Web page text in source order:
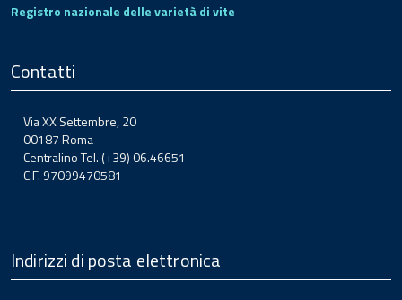
Registro nazionale delle varietà di vite
Contatti
Via XX Settembre, 20
00187 Roma
Centralino Tel. (+39) 06.46651
C.F. 97099470581
Indirizzi di posta elettronica